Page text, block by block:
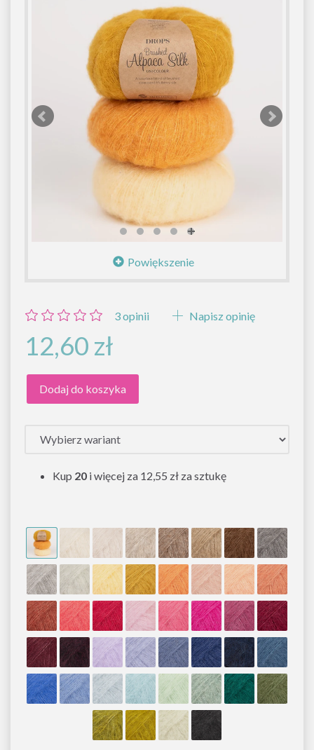
Powiększenie
3opinii Napisz opinię
12,60 zł
Dodaj do koszyka
Kup 20 i więcej za 12,55 zł za sztukę